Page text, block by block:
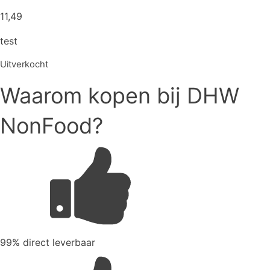
11,49
test
Uitverkocht
Waarom kopen bij DHW
NonFood?
99% direct leverbaar